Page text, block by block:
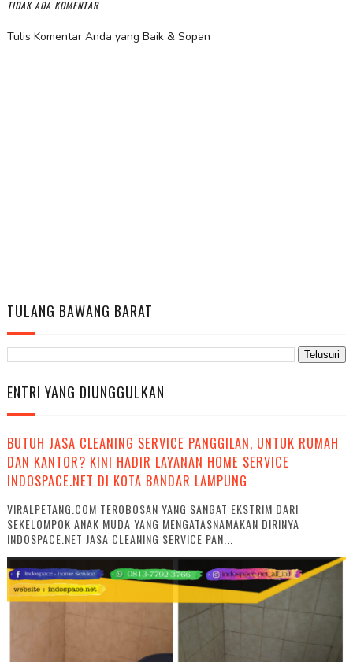
TIDAK ADA KOMENTAR
Tulis Komentar Anda yang Baik & Sopan
TULANG BAWANG BARAT
ENTRI YANG DIUNGGULKAN
BUTUH JASA CLEANING SERVICE PANGGILAN, UNTUK RUMAH
DAN KANTOR? KINI HADIR LAYANAN HOME SERVICE
INDOSPACE.NET DI KOTA BANDAR LAMPUNG
VIRALPETANG.COM TEROBOSAN YANG SANGAT EKSTRIM DARI
SEKELOMPOK ANAK MUDA YANG MENGATASNAMAKAN DIRINYA
INDOSPACE.NET JASA CLEANING SERVICE PAN...